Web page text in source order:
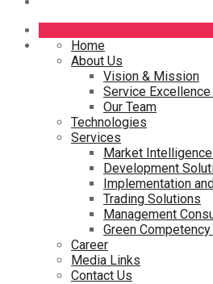
Home
About Us
Vision & Mission
Service
Our Team
Technologies
Services
Market
Development
Implementation
Trading Solutions
Management
Green
Career
Media Links
Contact Us